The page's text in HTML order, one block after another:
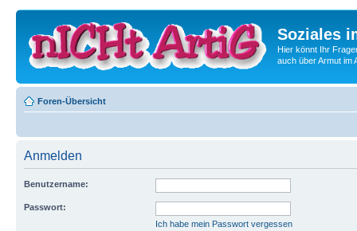
Soziales
Hier könnt Ihr
auch über Armut im
Foren-Übersicht
Anmelden
Benutzername:
Passwort:
Ich habe mein Passwort vergessen